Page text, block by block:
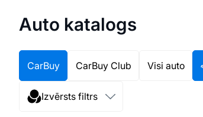
Auto katalogs
CarBuy CarBuy Club Visi auto
Izvērsts filtrs